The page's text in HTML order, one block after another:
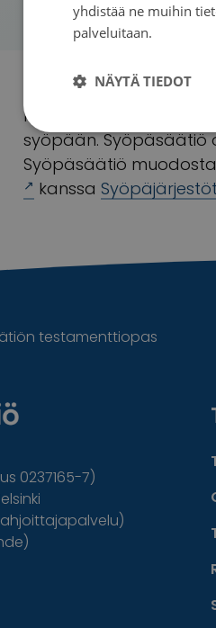
Suomalaisin
läheisiään sekä
syöpään. Syöpäsäätiö
Syöpäsäätiö
kanssa Syöpäjärjestöt
testamenttiopas
0237165-7)
yhdistää ne muihin
palveluitaan.
NÄYTÄ TIEDOT